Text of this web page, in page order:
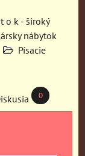
o k - široký
nábytok
Písacie
0